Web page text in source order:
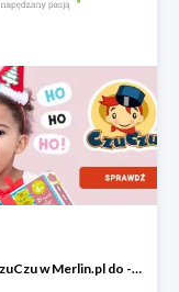
Marka CzuCzu w Merlin.pl do -40%